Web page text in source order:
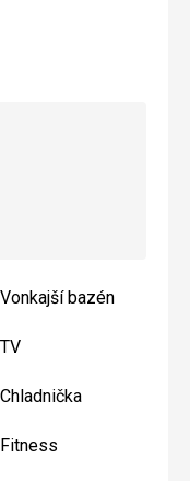
Vonkajší bazén
TV
Chladnička
Fitness